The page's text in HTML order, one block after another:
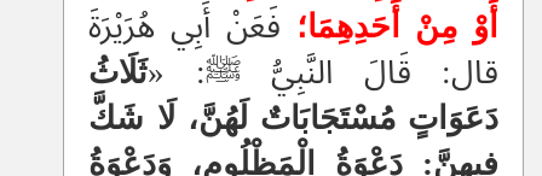
أَوْ مِنْ أَحَدِهِمَا؛ فَعَنْ أَبِي هُرَيْرَةَ
قال: قَالَ النَّبِيُّ ﷺ: «ثَلَاثُ
دَعَوَاتٍ مُسْتَجَابَاتٌ لَهُنَّ، لَا شَكَّ
فِيهِنَّ: دَعْوَةُ الْمَظْلُومِ، وَدَعْوَةُ